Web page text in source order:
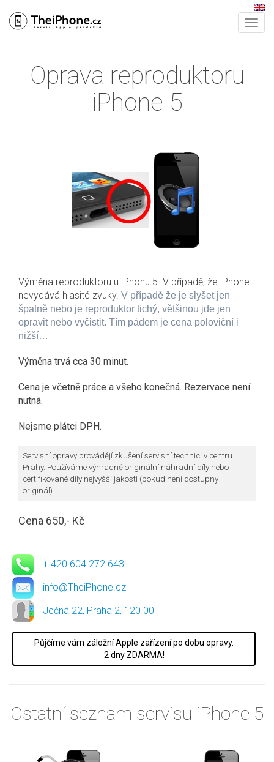
Oprava reproduktoru
iPhone 5
Výměna reproduktoru u iPhonu 5. V případě, že iPhone
nevydává hlasité zvuky. V případě že je slyšet jen
špatně nebo je reproduktor tichý, většinou jde jen
opravit nebo vyčistit. Tím pádem je cena poloviční i
nižší…
Výměna trvá cca 30 minut.
Cena je včetně práce a všeho konečná. Rezervace není
nutná.
Nejsme plátci DPH.
Servisní opravy provádějí zkušení servisní technici v centru
Prahy. Používáme výhradně originální náhradní díly nebo
certifikované díly nejvyšší jakosti (pokud není dostupný
originál).
Cena 650,- Kč
+ 420 604 272 643
info@TheiPhone.cz
Ječná 22, Praha 2, 120 00
Půjčíme vám záložní Apple zařízení po dobu opravy.
2 dny ZDARMA!
Ostatní seznam servisu iPhone 5